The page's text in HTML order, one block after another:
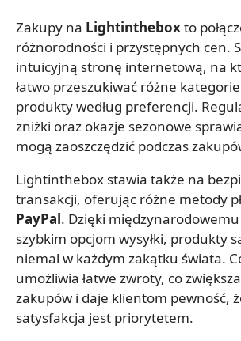
Zakupy na Lightintheboxto
różnorodności i przystępnych cen.
intuicyjną stronę internetową, na
łatwo przeszukiwać różne
produkty według preferencji.
zniżki oraz okazje sezonowe
mogą zaoszczędzić podczas
Lightinthebox stawia także na
transakcji, oferując różne metody
PayPal. Dzięki
szybkim opcjom wysyłki, produkty
niemal w każdym zakątku świata.
umożliwia łatwe zwroty, co
zakupów i daje klientom pewność,
satysfakcja jest priorytetem.